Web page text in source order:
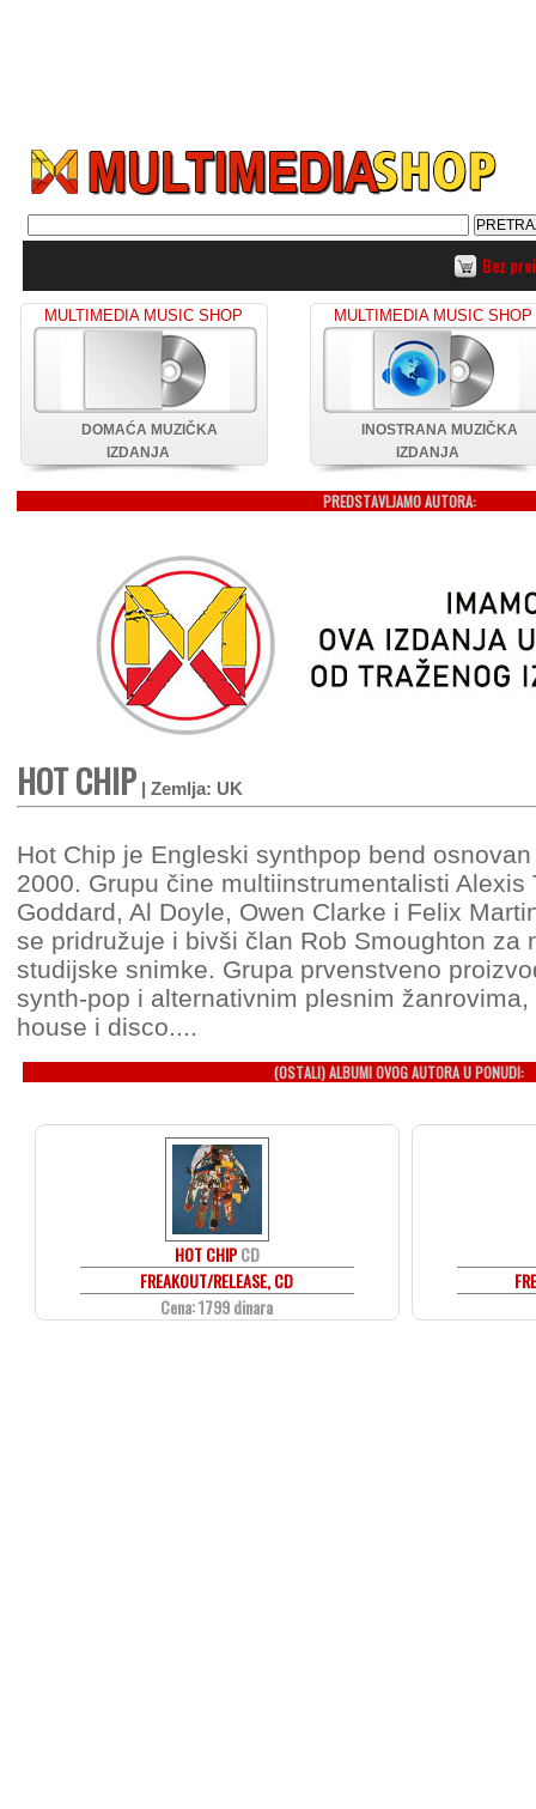
Bez
MULTIMEDIA MUSIC SHOP
DOMAĆA MUZIČKA
IZDANJA
MULTIMEDIA MUSIC SHOP
INOSTRANA MUZIČKA
IZDANJA
PREDSTAVLJAMO AUTORA:
HOT CHIP | Zemlja: UK
Hot Chip je Engleski synthpop bend
2000. Grupu čine multiinstrumentalisti Alexis
Goddard, Al Doyle, Owen Clarke i Felix
se pridružuje i bivši član Rob Smoughton za
studijske snimke. Grupa prvenstveno
synth-pop i alternativnim plesnim
house i disco....
(OSTALI) ALBUMI OVOG AUTORA U PONUDI:
HOT CHIPCD
FREAKOUT/RELEASE, CD
Cena: 1799 dinara